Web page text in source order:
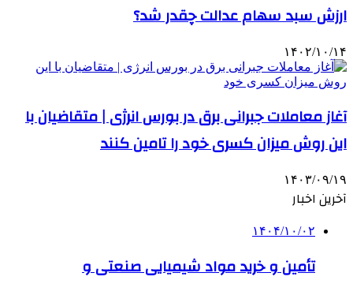
ارزش سبد سهام عدالت چقدر شد؟
۱۴۰۲/۱۰/۱۴
آغاز معاملات جبرانی برق در بورس انرژی | متقاضیان با
این روش میزان کسری خود را تامین کنند
۱۴۰۳/۰۹/۱۹
آخرین اخبار
۱۴۰۴/۱۰/۰۲
تأمین و خرید مواد شیمیایی صنعتی و